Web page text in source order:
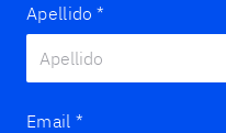
Apellido *
Email *